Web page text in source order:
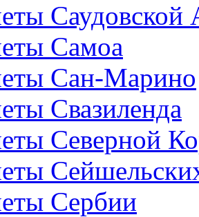
Саудовской
Самоа
Сан-Марино
Свазиленда
Северной
Сербии